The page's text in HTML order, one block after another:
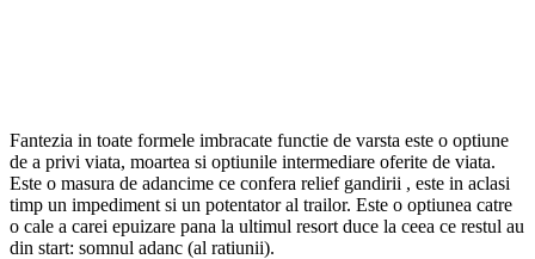
Fantezia in toate formele imbracate functie de varsta este o optiune
de a privi viata, moartea si optiunile intermediare oferite de viata.
Este o masura de adancime ce confera relief gandirii , este in aclasi
timp un impediment si un potentator al trailor. Este o optiunea catre
o cale a carei epuizare pana la ultimul resort duce la ceea ce restul au
din start: somnul adanc (al ratiunii).